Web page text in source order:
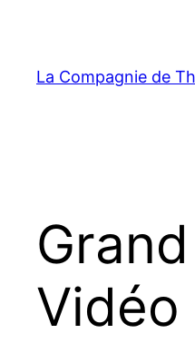
contenu
La Compagnie de
Vidéo